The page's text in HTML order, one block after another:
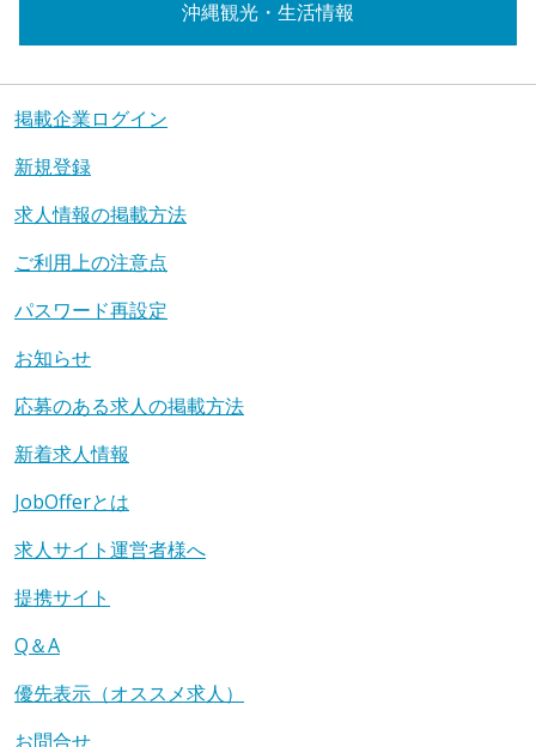
沖縄観光・生活情報
掲載企業ログイン
新規登録
求人情報の掲載方法
ご利用上の注意点
パスワード再設定
お知らせ
応募のある求人の掲載方法
新着求人情報
JobOfferとは
求人サイト運営者様へ
提携サイト
Q＆A
優先表示（オススメ求人）
お問合せ